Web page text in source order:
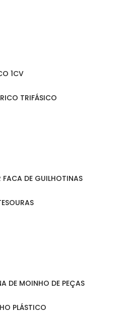
1CV
TRIFÁSICO
FACA DE GUILHOTINAS
DE MOINHO DE PEÇAS
PLÁSTICO